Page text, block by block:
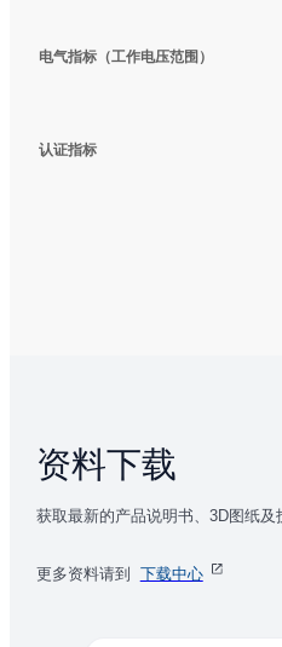
电气指标（工作电压范围）
认证指标
资料下载
获取最新的产品说明书、3D图纸及
更多资料请到 下载中心